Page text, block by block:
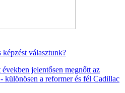
választunk?
jelentősen megnőtt az
különösen a reformer és fél Cadillac